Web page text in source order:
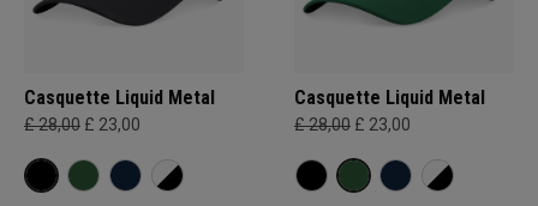
Casquette Liquid Metal
£ 28,00 £ 23,00
Casquette Liquid Metal
£ 28,00 £ 23,00